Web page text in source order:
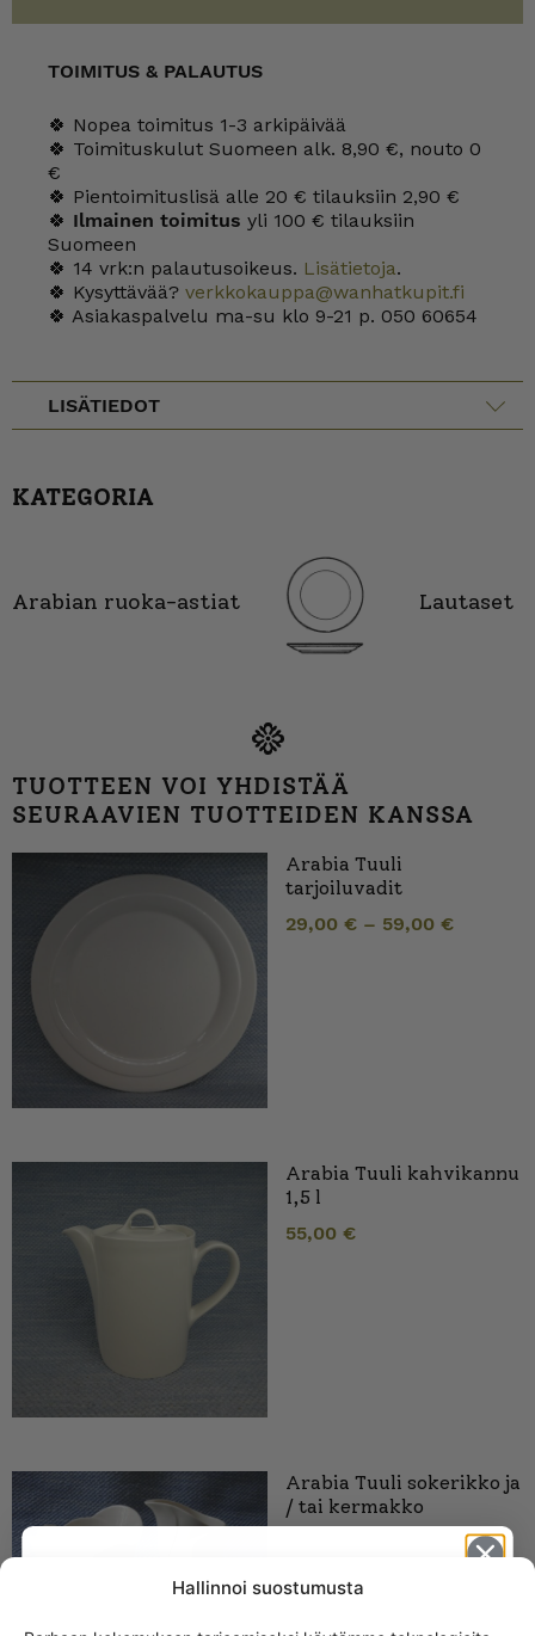
Hallinnoi suostumusta
TOIMITUS & PALAUTUS
🍀 Nopea toimitus 1-3 arkipäivää
🍀 Toimituskulut Suomeen alk. 8,90 €, nouto 0
€
🍀 Pientoimituslisä alle 20 € tilauksiin 2,90 €
🍀 Ilmainen toimitus yli 100 € tilauksiin
Suomeen
🍀 14 vrk:n palautusoikeus. Lisätietoja.
🍀 Kysyttävää? verkkokauppa@wanhatkupit.fi
🍀 Asiakaspalvelu ma-su klo 9-21 p. 050 60654
LISÄTIEDOT
KATEGORIA
Arabian ruoka-astiat Lautaset
TUOTTEEN VOI YHDISTÄÄ
SEURAAVIEN TUOTTEIDEN KANSSA
Arabia Tuuli
tarjoiluvadit
29,00 € – 59,00 €
Arabia Tuuli kahvikannu
1,5 l
55,00 €
Arabia Tuuli sokerikko ja
/ tai kermakko